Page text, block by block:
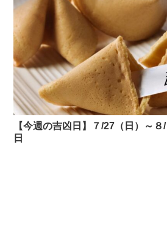
【今週の吉凶日】７/27（日）～
日